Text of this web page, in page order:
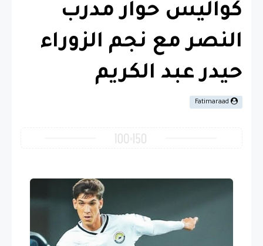
كواليس حوار مدرب
النصر مع نجم الزوراء
حيدر عبد الكريم
Fatimaraad